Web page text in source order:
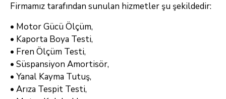
Firmamız tarafından sunulan hizmetler şu şekildedir:
• Motor Gücü Ölçüm,
• Kaporta Boya Testi,
• Fren Ölçüm Testi,
• Süspansiyon Amortisör,
• Yanal Kayma Tutuş,
• Arıza Tespit Testi,